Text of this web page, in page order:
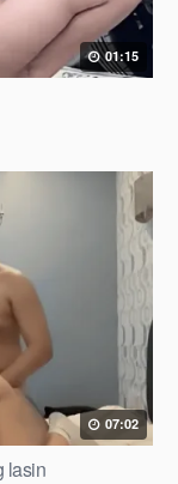
01:15
07:02
lasin